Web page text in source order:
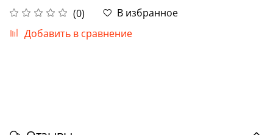
(0)
В избранное
Добавить в сравнение